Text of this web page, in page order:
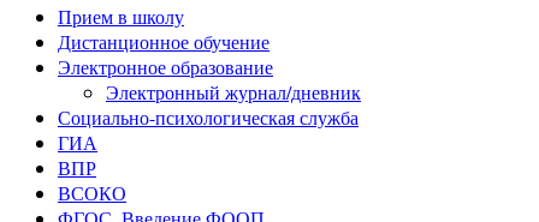
Прием в школу
Дистанционное обучение
Электронное образование
Электронный журнал/дневник
Социально-психологическая служба
ГИА
ВПР
ВСОКО